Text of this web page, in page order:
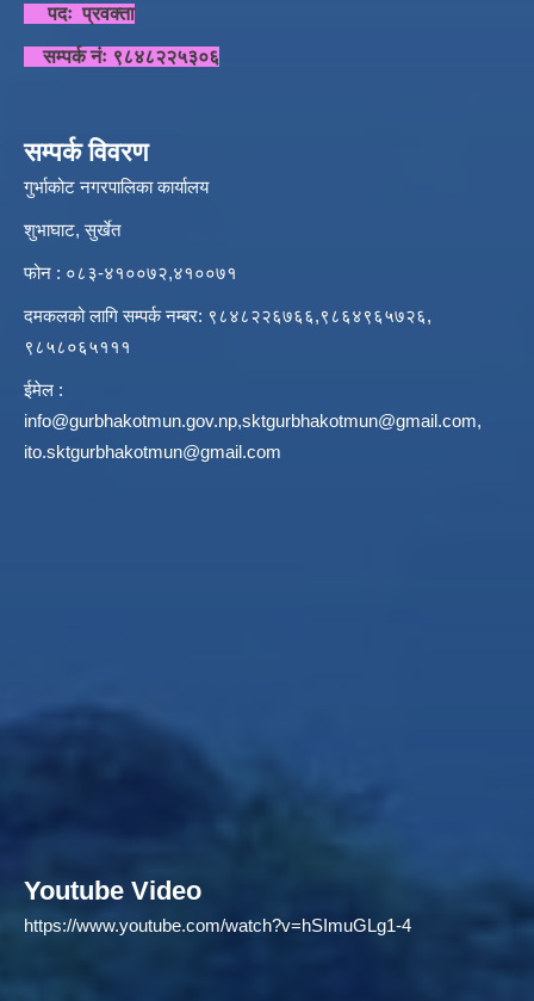
पदः प्रवक्ता
सम्पर्क नंः ९८४८२२५३०६
सम्पर्क विवरण
गुर्भाकोट नगरपालिका कार्यालय
शुभाघाट, सुर्खेत
फोन : ०८३-४१००७२,४१००७१
दमकलको लागि सम्पर्क नम्बर: ९८४८२२६७६६,९८६४९६५७२६,
९८५८०६५१११
ईमेल :
info@gurbhakotmun.gov.np,sktgurbhakotmun@gmail.com,
ito.sktgurbhakotmun@gmail.com
Youtube Video
https://www.youtube.com/watch?v=hSImuGLg1-4